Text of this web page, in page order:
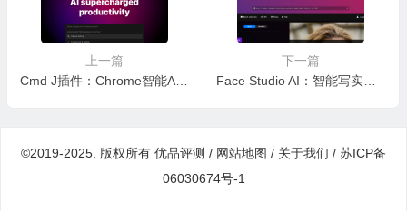
上一篇
Cmd J插件：Chrome智能AI效率工具，一键高效写作编程搜索，办公好助手
下一篇
Face Studio AI：智能写实人脸生成工具，自定义参数批量仿真人像制作
©2019-2025. 版权所有 优品评测 / 网站地图 / 关于我们 / 苏ICP备
06030674号-1